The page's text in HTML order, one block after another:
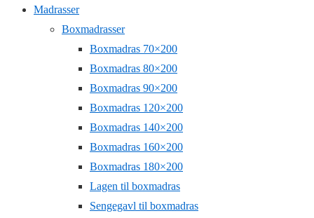
Madrasser
Boxmadrasser
Boxmadras 70×200
Boxmadras 80×200
Boxmadras 90×200
Boxmadras 120×200
Boxmadras 140×200
Boxmadras 160×200
Boxmadras 180×200
Lagen til boxmadras
Sengegavl til boxmadras